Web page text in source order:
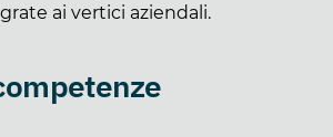
ai vertici aziendali.